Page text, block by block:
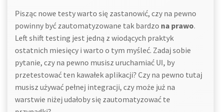
Pisząc nowe testy warto się zastanowić, czy na pewno
powinny być zautomatyzowane tak bardzo na prawo.
Left shift testing jest jedną z wiodących praktyk
ostatnich miesięcy i warto o tym myśleć. Zadaj sobie
pytanie, czy na pewno musisz uruchamiać UI, by
przetestować ten kawałek aplikacji? Czy na pewno tutaj
musisz używać pełnej integracji, czy może już na
warstwie niżej udałoby się zautomatyzować te